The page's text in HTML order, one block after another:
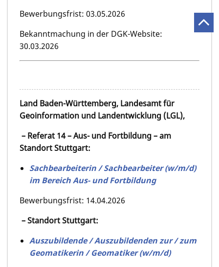
Bewerbungsfrist: 03.05.2026
Bekanntmachung in der DGK-Website:
30.03.2026
Land Baden-Württemberg, Landesamt für
Geoinformation und Landentwicklung (LGL),
– Referat 14 – Aus- und Fortbildung – am
Standort Stuttgart:
Sachbearbeiterin / Sachbearbeiter (w/m/d)
im Bereich Aus- und Fortbildung
Bewerbungsfrist: 14.04.2026
– Standort Stuttgart:
Auszubildende / Auszubildenden zur / zum
Geomatikerin / Geomatiker (w/m/d)